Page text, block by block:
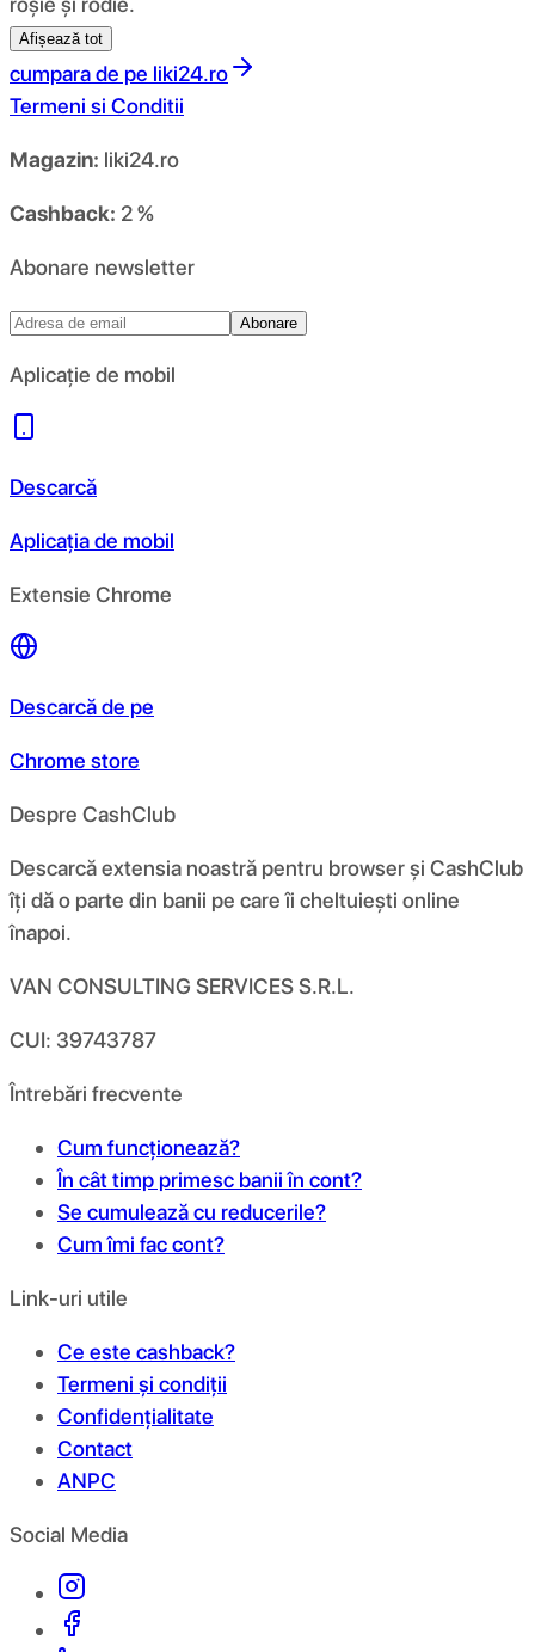
Afișează tot
cumpara de pe liki24.ro
Termeni si Conditii
Magazin: liki24.ro
Cashback: 2 %
Abonare newsletter
Abonare
Aplicație de mobil
Descarcă
Aplicația de mobil
Extensie Chrome
Descarcă de pe
Chrome store
Despre CashClub
Descarcă extensia noastră pentru browser și CashClub
îți dă o parte din banii pe care îi cheltuiești online
înapoi.
VAN CONSULTING SERVICES S.R.L.
CUI: 39743787
Întrebări frecvente
Cum funcționează?
În cât timp primesc banii în cont?
Se cumulează cu reducerile?
Cum îmi fac cont?
Link-uri utile
Ce este cashback?
Termeni și condiții
Confidențialitate
Contact
ANPC
Social Media